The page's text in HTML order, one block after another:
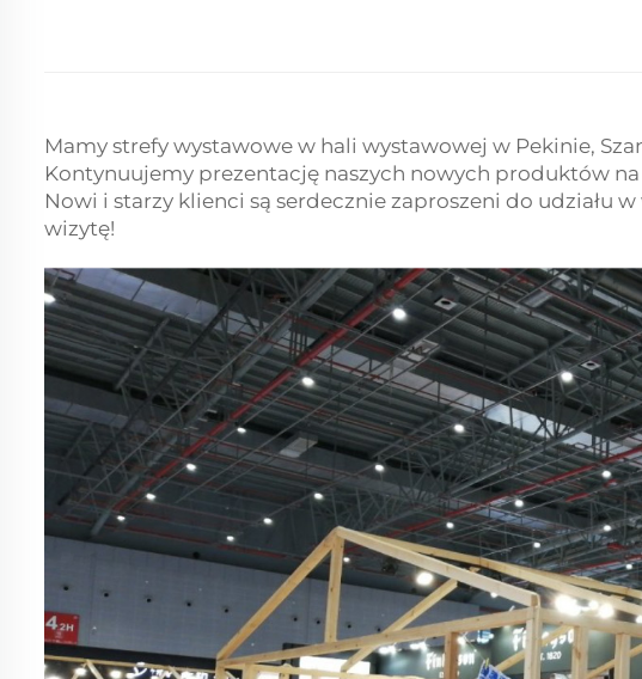
Mamy strefy wystawowe w hali wystawowej w Pekinie,
Kontynuujemy prezentację naszych nowych produktów
Nowi i starzy klienci są serdecznie zaproszeni do udziału
wizytę!